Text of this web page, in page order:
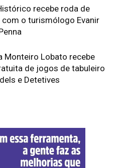
recebe roda de
com o turismólogo Evanir
Monteiro Lobato recebe
de jogos de tabuleiro
e Detetives